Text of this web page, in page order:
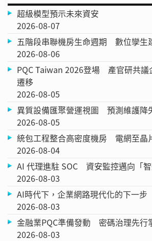
超級模型預示未來資安
2026-08-07
五階段串聯機房生命週期 數位孿生
2026-08-06
PQC Taiwan 2026登場 產官研共議
遷移
2026-08-05
異質設備匯聚營運視圖 預測維護降
2026-08-05
統包工程整合高密度機房 電網至晶
2026-08-04
AI 代理進駐 SOC 資安監控邁向「
2026-08-03
AI時代下，企業網路現代化的下一步
2026-08-03
金融業PQC準備發動 密碼治理先行
2026-08-03